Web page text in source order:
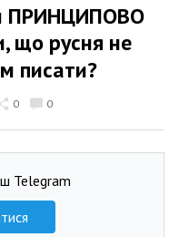
ПРИНЦИПОВО
що русня не
писати?
0 0
Telegram